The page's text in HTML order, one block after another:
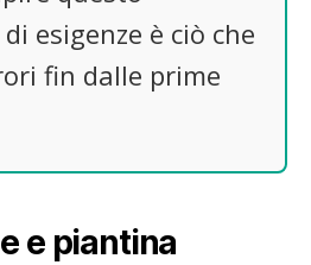
esigenze è ciò che
fin dalle prime
e piantina